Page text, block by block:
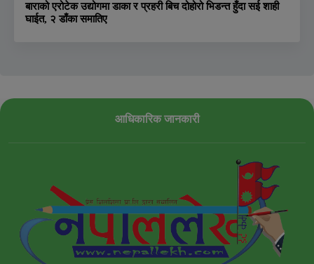
बाराको एरोटेक उद्योगमा डाका र प्रहरी बिच दोहोरो भिडन्त हुँदा सई शाही
घाईत, २ डाँका समातिए
आधिकारिक जानकारी